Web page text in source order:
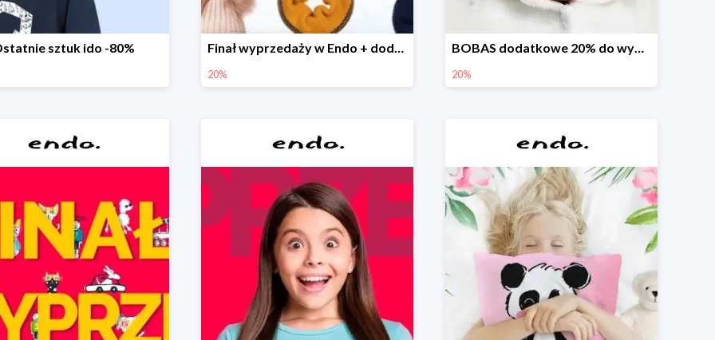
sztuk ido -80% Finał wyprzedaży w Endo + dodatkowe 2% rabatu
20%
BOBAS dodatkowe 20% do wyprzedaży
20%